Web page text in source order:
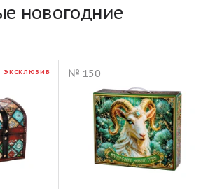
новогодние
ЭКСКЛЮЗИВ № 150